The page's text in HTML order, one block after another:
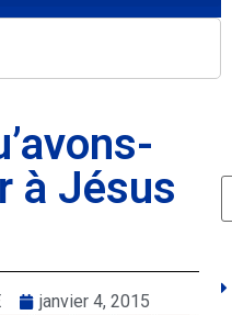
à Jésus
janvier 4, 2015